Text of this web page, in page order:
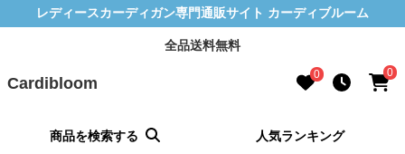
レディースカーディガン専門通販サイト カーディブルーム
全品送料無料
Cardibloom 0 0
商品を検索する 人気ランキング